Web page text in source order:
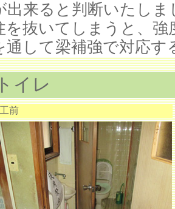
出来ると判断いたしま
を抜いてしまうと、
通して梁補強で対応
イレ
前